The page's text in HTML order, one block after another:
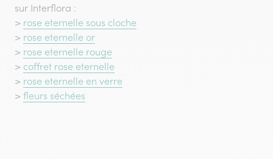
sur Interflora :
> rose eternelle sous cloche
> rose eternelle or
> rose eternelle rouge
> coffret rose eternelle
> rose eternelle en verre
> fleurs séchées